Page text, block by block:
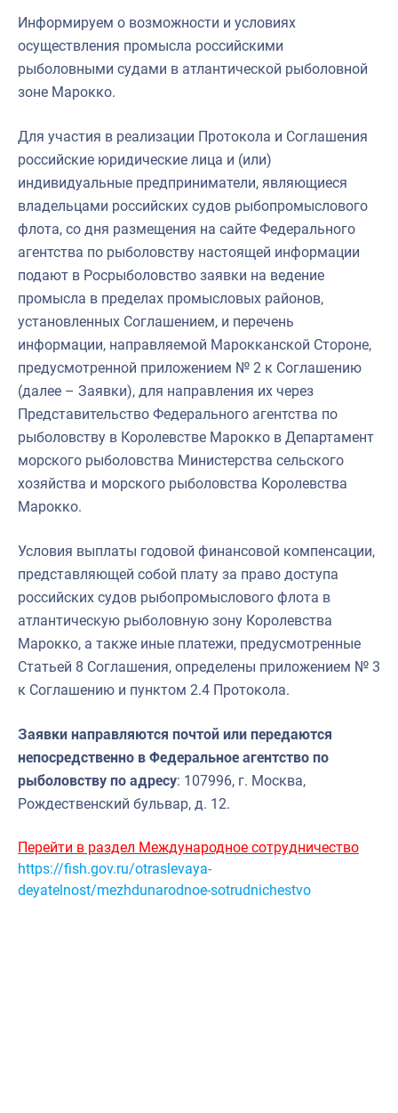
Информируем о возможности и условиях
осуществления промысла российскими
рыболовными судами в атлантической рыболовной
зоне Марокко.
Для участия в реализации Протокола и Соглашения
российские юридические лица и (или)
индивидуальные предприниматели, являющиеся
владельцами российских судов рыбопромыслового
флота, со дня размещения на сайте Федерального
агентства по рыболовству настоящей информации
подают в Росрыболовство заявки на ведение
промысла в пределах промысловых районов,
установленных Соглашением, и перечень
информации, направляемой Марокканской Стороне,
предусмотренной приложением № 2 к Соглашению
(далее – Заявки), для направления их через
Представительство Федерального агентства по
рыболовству в Королевстве Марокко в Департамент
морского рыболовства Министерства сельского
хозяйства и морского рыболовства Королевства
Марокко.
Условия выплаты годовой финансовой компенсации,
представляющей собой плату за право доступа
российских судов рыбопромыслового флота в
атлантическую рыболовную зону Королевства
Марокко, а также иные платежи, предусмотренные
Статьей 8 Соглашения, определены приложением № 3
к Соглашению и пунктом 2.4 Протокола.
Заявки направляются почтой или передаются
непосредственно в Федеральное агентство по
рыболовству по адресу: 107996, г. Москва,
Рождественский бульвар, д. 12.
Перейти в раздел Международное сотрудничество
https://fish.gov.ru/otraslevaya-
deyatelnost/mezhdunarodnoe-sotrudnichestvo